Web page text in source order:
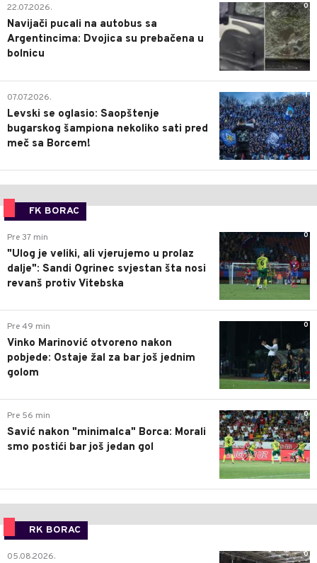
0
22.07.2026.
Navijači pucali na autobus sa
Argentincima: Dvojica su prebačena u
bolnicu
1
07.07.2026.
Levski se oglasio: Saopštenje
bugarskog šampiona nekoliko sati pred
meč sa Borcem!
FK BORAC
0
Pre 37 min
"Ulog je veliki, ali vjerujemo u prolaz
dalje": Sandi Ogrinec svjestan šta nosi
revanš protiv Vitebska
0
Pre 49 min
Vinko Marinović otvoreno nakon
pobjede: Ostaje žal za bar još jednim
golom
0
Pre 56 min
Savić nakon "minimalca" Borca: Morali
smo postići bar još jedan gol
RK BORAC
0
05.08.2026.